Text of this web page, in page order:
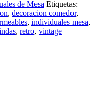
de Mesa Etiquetas:
, decoracion comedor,
, individuales mesa,
, retro, vintage